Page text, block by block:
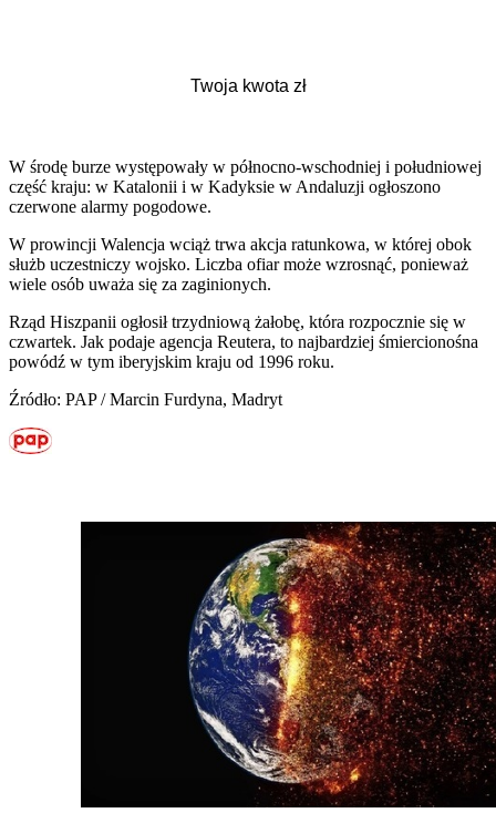
W środę burze występowały w północno-wschodniej i południowej
część kraju: w Katalonii i w Kadyksie w Andaluzji ogłoszono
czerwone alarmy pogodowe.
W prowincji Walencja wciąż trwa akcja ratunkowa, w której obok
służb uczestniczy wojsko. Liczba ofiar może wzrosnąć, ponieważ
wiele osób uważa się za zaginionych.
Rząd Hiszpanii ogłosił trzydniową żałobę, która rozpocznie się w
czwartek. Jak podaje agencja Reutera, to najbardziej śmiercionośna
powódź w tym iberyjskim kraju od 1996 roku.
Źródło: PAP / Marcin Furdyna, Madryt